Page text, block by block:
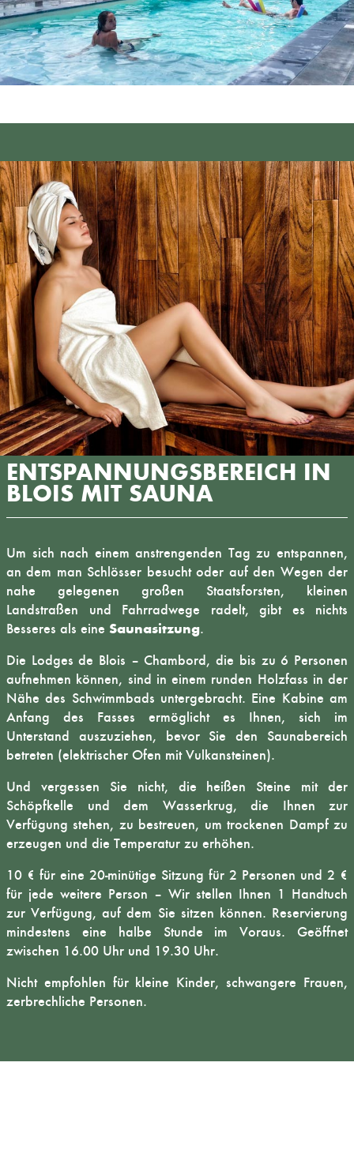
ENTSPANNUNGSBEREICH IN
BLOIS MIT SAUNA
Um sich nach einem anstrengenden Tag zu entspannen,
an dem man Schlösser besucht oder auf den Wegen der
nahe gelegenen großen Staatsforsten, kleinen
Landstraßen und Fahrradwege radelt, gibt es nichts
Besseres als eine Saunasitzung.
Die Lodges de Blois – Chambord, die bis zu 6 Personen
aufnehmen können, sind in einem runden Holzfass in der
Nähe des Schwimmbads untergebracht. Eine Kabine am
Anfang des Fasses ermöglicht es Ihnen, sich im
Unterstand auszuziehen, bevor Sie den Saunabereich
betreten (elektrischer Ofen mit Vulkansteinen).
Und vergessen Sie nicht, die heißen Steine mit der
Schöpfkelle und dem Wasserkrug, die Ihnen zur
Verfügung stehen, zu bestreuen, um trockenen Dampf zu
erzeugen und die Temperatur zu erhöhen.
10 € für eine 20-minütige Sitzung für 2 Personen und 2 €
für jede weitere Person – Wir stellen Ihnen 1 Handtuch
zur Verfügung, auf dem Sie sitzen können. Reservierung
mindestens eine halbe Stunde im Voraus. Geöffnet
zwischen 16.00 Uhr und 19.30 Uhr.
Nicht empfohlen für kleine Kinder, schwangere Frauen,
zerbrechliche Personen.